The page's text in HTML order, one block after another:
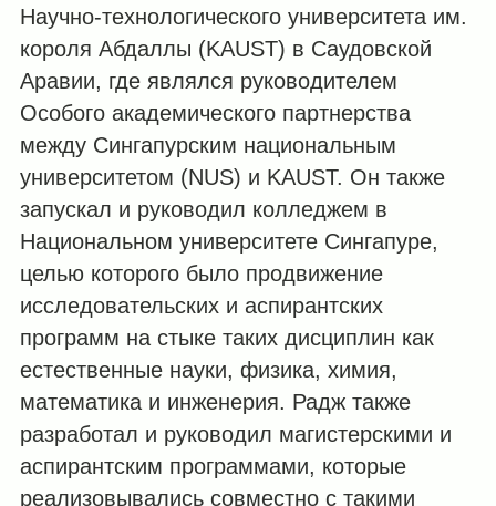
Научно-технологического университета им.
короля Абдаллы (KAUST) в Саудовской
Аравии, где являлся руководителем
Особого академического партнерства
между Сингапурским национальным
университетом (NUS) и KAUST. Он также
запускал и руководил колледжем в
Национальном университете Сингапуре,
целью которого было продвижение
исследовательских и аспирантских
программ на стыке таких дисциплин как
естественные науки, физика, химия,
математика и инженерия. Радж также
разработал и руководил магистерскими и
аспирантским программами, которые
реализовывались совместно с такими